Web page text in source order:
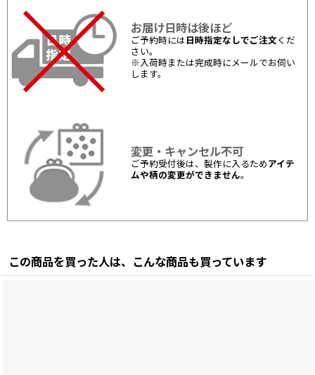
お届け日時は後ほど
ご予約時には 日時指定なしでご注文 くだ
さい。
※入荷時または完成時にメールでお伺い
します。
変更・キャンセル不可
ご予約受付後は、製作に入るため アイテ
ムや柄の変更ができません。
この商品を買った人は、こんな商品も買っています